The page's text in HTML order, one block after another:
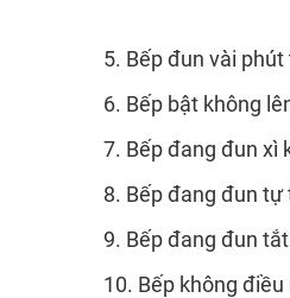
5. Bếp đun vài
6. Bếp bật không
7. Bếp đang đun xì
8. Bếp đang đun tự
9. Bếp đang đun
10. Bếp không